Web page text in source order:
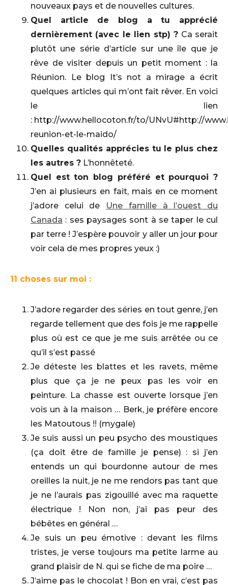
nouveaux pays et de nouvelles cultures.
Quel article de blog a tu apprécié
dernièrement (avec le lien stp) ? Ca serait
plutôt une série d’article sur une île que je
rêve de visiter depuis un petit moment : la
Réunion. Le blog It’s not a mirage a écrit
quelques articles qui m’ont fait rêver. En voici
le lien
: http://www.hellocoton.fr/to/UNvU#http://
reunion-et-le-maido/
Quelles qualités apprécies tu le plus chez
les autres ? L’honnêteté.
Quel est ton blog préféré et pourquoi ?
J’en ai plusieurs en fait, mais en ce moment
j’adore celui de Une famille à l’ouest du
Canada : ses paysages sont à se taper le cul
par terre ! J’espère pouvoir y aller un jour pour
voir cela de mes propres yeux :)
11 choses sur moi :
J’adore regarder des séries en tout genre, j’en
regarde tellement que des fois je me rappelle
plus où est ce que je me suis arrêtée ou ce
qu’il s’est passé
Je déteste les blattes et les ravets, même
plus que ça je ne peux pas les voir en
peinture. La chasse est ouverte lorsque j’en
vois un à la maison … Berk, je préfère encore
les Matoutous !! (mygale)
Je suis aussi un peu psycho des moustiques
(ça doit être de famille je pense) : si j’en
entends un qui bourdonne autour de mes
oreilles la nuit, je ne me rendors pas tant que
je ne l’aurais pas zigouillé avec ma raquette
électrique ! Non non, j’ai pas peur des
bébêtes en général …
Je suis un peu émotive : devant les films
tristes, je verse toujours ma petite larme au
grand plaisir de N. qui se fiche de ma poire …
J’aime pas le chocolat ! Bon en vrai, c’est pas